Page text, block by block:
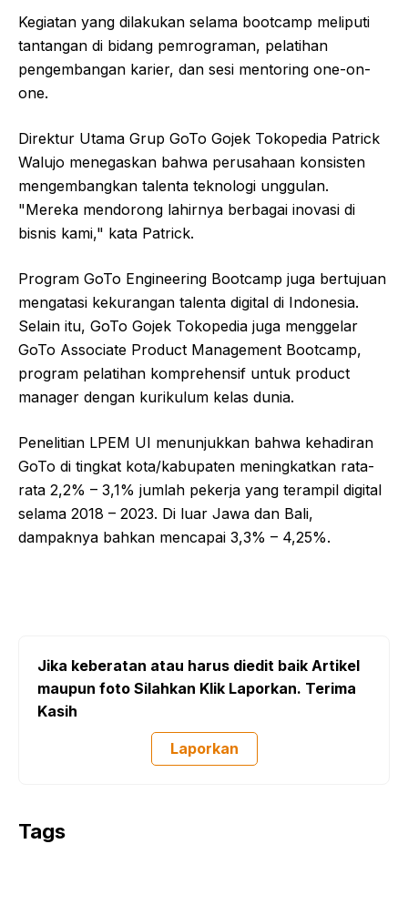
Kegiatan yang dilakukan selama bootcamp meliputi
tantangan di bidang pemrograman, pelatihan
pengembangan karier, dan sesi mentoring one-on-
one.
Direktur Utama Grup GoTo Gojek Tokopedia Patrick
Walujo menegaskan bahwa perusahaan konsisten
mengembangkan talenta teknologi unggulan.
"Mereka mendorong lahirnya berbagai inovasi di
bisnis kami," kata Patrick.
Program GoTo Engineering Bootcamp juga bertujuan
mengatasi kekurangan talenta digital di Indonesia.
Selain itu, GoTo Gojek Tokopedia juga menggelar
GoTo Associate Product Management Bootcamp,
program pelatihan komprehensif untuk product
manager dengan kurikulum kelas dunia.
Penelitian LPEM UI menunjukkan bahwa kehadiran
GoTo di tingkat kota/kabupaten meningkatkan rata-
rata 2,2% – 3,1% jumlah pekerja yang terampil digital
selama 2018 – 2023. Di luar Jawa dan Bali,
dampaknya bahkan mencapai 3,3% – 4,25%.
Jika keberatan atau harus diedit baik Artikel
maupun foto Silahkan Klik Laporkan. Terima
Kasih
Laporkan
Tags